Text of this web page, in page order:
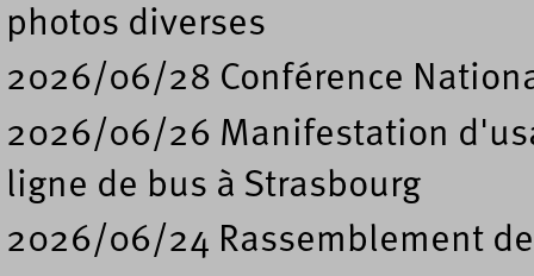
photos diverses
2026/06/28 Conférence
2026/06/26 Manifestation
ligne de bus à Strasbourg
2026/06/24 Rassemblement